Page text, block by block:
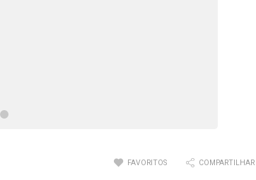
FAVORITOS COMPARTILHAR